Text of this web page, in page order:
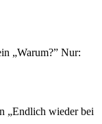
„Warum?” Nur:
„Endlich wieder bei